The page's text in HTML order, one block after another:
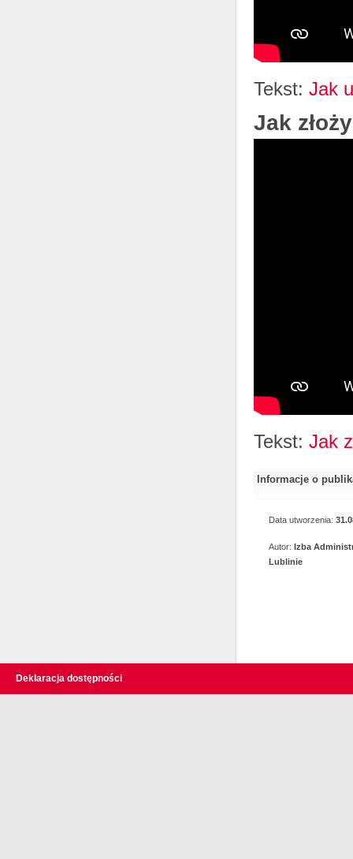
Tekst: Jak
Jak
Tekst: Jak
Informacje o
Data utworzenia:
Autor: Izba
Lublinie
Deklaracja dostępności